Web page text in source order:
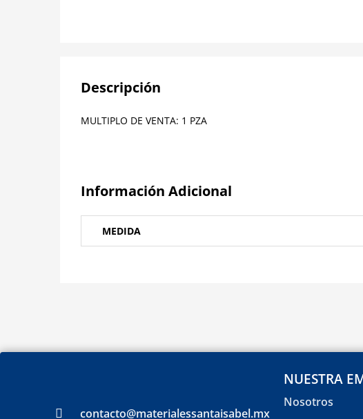
Descripción
MULTIPLO DE VENTA: 1 PZA
Información Adicional
MEDIDA
contacto@materialessantaisabel.mx
NUESTRA
Nosotros